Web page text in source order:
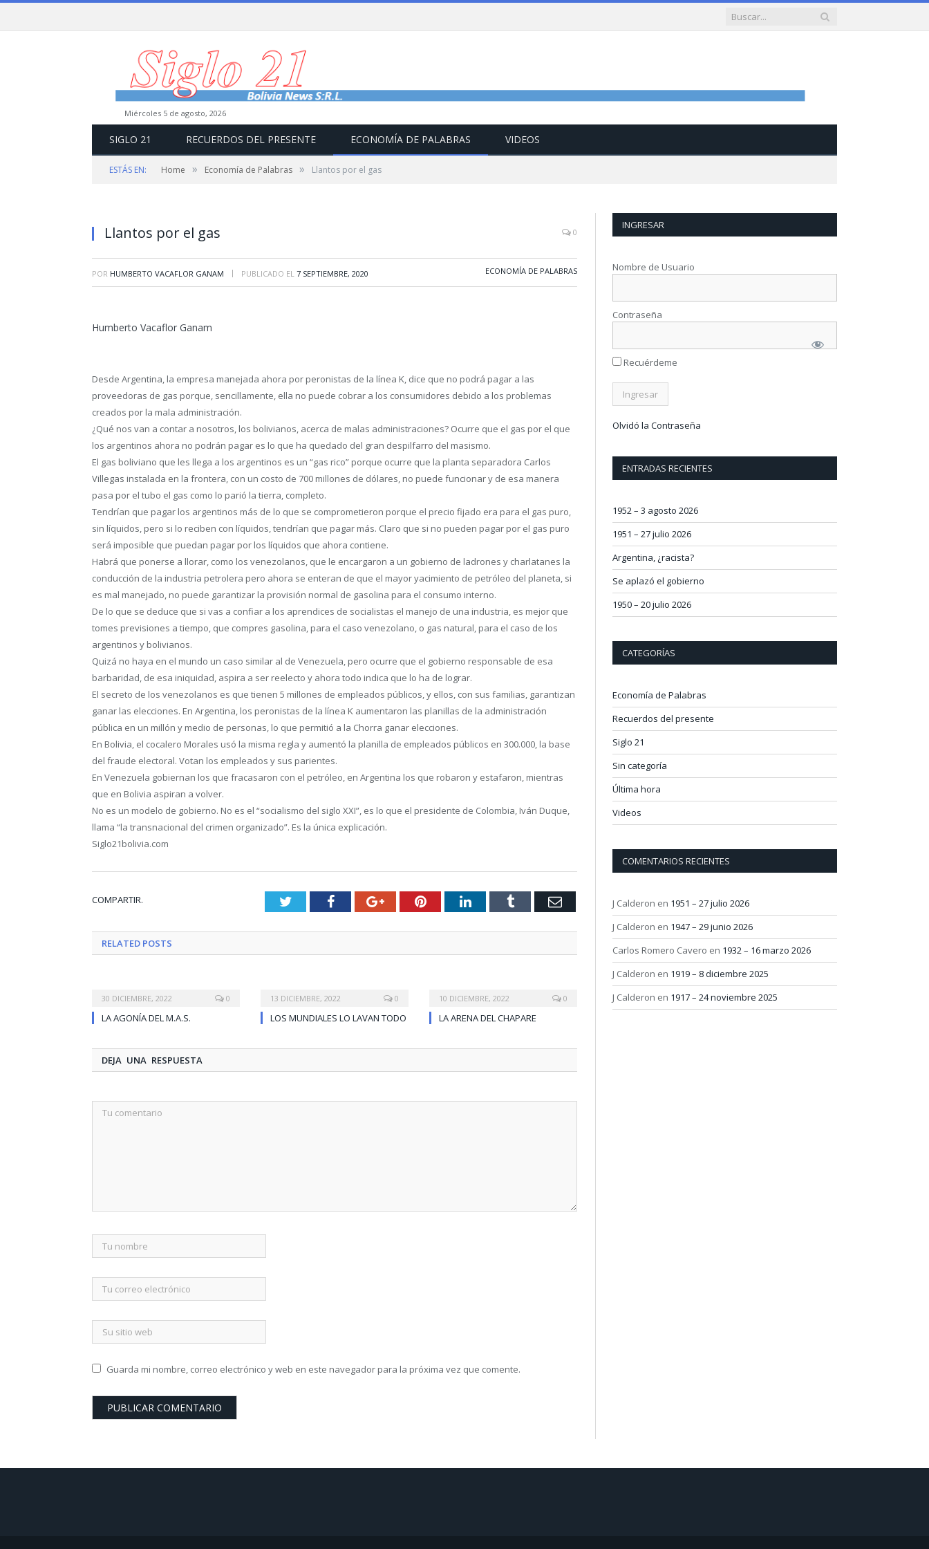
miércoles 5 de agosto, 2026
SIGLO 21 RECUERDOS DEL PRESENTE ECONOMÍA DE PALABRAS VIDEOS
ESTÁS EN: Home » Economía de Palabras » Llantos por el gas
Llantos por el gas 0
POR HUMBERTO VACAFLOR GANAM | PUBLICADO EL 7 SEPTIEMBRE, 2020 ECONOMÍA DE PALABRAS
Humberto Vacaflor Ganam
Desde Argentina, la empresa manejada ahora por peronistas de la línea K, dice que no podrá pagar a las
proveedoras de gas porque, sencillamente, ella no puede cobrar a los consumidores debido a los problemas
creados por la mala administración.
¿Qué nos van a contar a nosotros, los bolivianos, acerca de malas administraciones? Ocurre que el gas por el que
los argentinos ahora no podrán pagar es lo que ha quedado del gran despilfarro del masismo.
El gas boliviano que les llega a los argentinos es un “gas rico” porque ocurre que la planta separadora Carlos
Villegas instalada en la frontera, con un costo de 700 millones de dólares, no puede funcionar y de esa manera
pasa por el tubo el gas como lo parió la tierra, completo.
Tendrían que pagar los argentinos más de lo que se comprometieron porque el precio fijado era para el gas puro,
sin líquidos, pero si lo reciben con líquidos, tendrían que pagar más. Claro que si no pueden pagar por el gas puro
será imposible que puedan pagar por los líquidos que ahora contiene.
Habrá que ponerse a llorar, como los venezolanos, que le encargaron a un gobierno de ladrones y charlatanes la
conducción de la industria petrolera pero ahora se enteran de que el mayor yacimiento de petróleo del planeta, si
es mal manejado, no puede garantizar la provisión normal de gasolina para el consumo interno.
De lo que se deduce que si vas a confiar a los aprendices de socialistas el manejo de una industria, es mejor que
tomes previsiones a tiempo, que compres gasolina, para el caso venezolano, o gas natural, para el caso de los
argentinos y bolivianos.
Quizá no haya en el mundo un caso similar al de Venezuela, pero ocurre que el gobierno responsable de esa
barbaridad, de esa iniquidad, aspira a ser reelecto y ahora todo indica que lo ha de lograr.
El secreto de los venezolanos es que tienen 5 millones de empleados públicos, y ellos, con sus familias, garantizan
ganar las elecciones. En Argentina, los peronistas de la línea K aumentaron las planillas de la administración
pública en un millón y medio de personas, lo que permitió a la Chorra ganar elecciones.
En Bolivia, el cocalero Morales usó la misma regla y aumentó la planilla de empleados públicos en 300.000, la base
del fraude electoral. Votan los empleados y sus parientes.
En Venezuela gobiernan los que fracasaron con el petróleo, en Argentina los que robaron y estafaron, mientras
que en Bolivia aspiran a volver.
No es un modelo de gobierno. No es el “socialismo del siglo XXI”, es lo que el presidente de Colombia, Iván Duque,
llama “la transnacional del crimen organizado”. Es la única explicación.
Siglo21bolivia.com
COMPARTIR. TwitterFacebookGoogle+PinterestLinkedInTumblr Email
RELATED POSTS
30 DICIEMBRE, 2022 0
LA AGONÍA DEL M.A.S.
13 DICIEMBRE, 2022 0
LOS MUNDIALES LO LAVAN TODO
10 DICIEMBRE, 2022 0
LA ARENA DEL CHAPARE
DEJA UNA RESPUESTA
Guarda mi nombre, correo electrónico y web en este navegador para la próxima vez que comente.
INGRESAR
Nombre de Usuario
Contraseña
Recuérdeme
Olvidó la Contraseña
ENTRADAS RECIENTES
1952 – 3 agosto 2026
1951 – 27 julio 2026
Argentina, ¿racista?
Se aplazó el gobierno
1950 – 20 julio 2026
CATEGORÍAS
Economía de Palabras
Recuerdos del presente
Siglo 21
Sin categoría
Última hora
Videos
COMENTARIOS RECIENTES
J Calderon en 1951 – 27 julio 2026
J Calderon en 1947 – 29 junio 2026
Carlos Romero Cavero en 1932 – 16 marzo 2026
J Calderon en 1919 – 8 diciembre 2025
J Calderon en 1917 – 24 noviembre 2025